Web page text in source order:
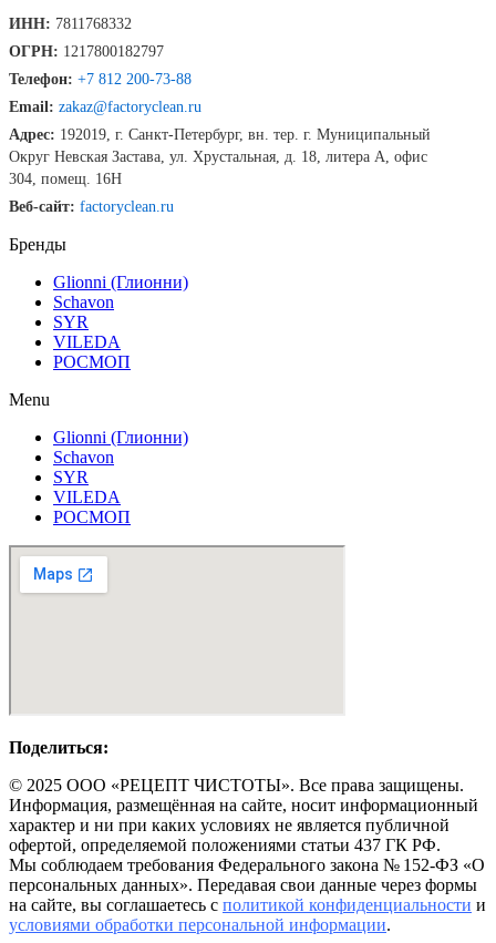
ИНН: 7811768332
ОГРН: 1217800182797
Телефон: +7 812 200-73-88
Email: zakaz@factoryclean.ru
Адрес: 192019 г. Санкт-Петербург, вн. тер. г. Муниципальный
Округ Невская Застава ул. Хрустальная, д. 18, литера А, офис
304, помещ. 16Н
Веб-сайт: factoryclean.ru
Бренды
Glionni (Глионни)
Schavon
SYR
VILEDA
РОСМОП
Menu
Glionni (Глионни)
Schavon
SYR
VILEDA
РОСМОП
Поделиться:
© 2025 ООО «РЕЦЕПТ ЧИСТОТЫ». Все права защищены.
Информация, размещённая на сайте, носит информационный
характер и ни при каких условиях не является публичной
офертой, определяемой положениями статьи 437 ГК РФ.
Мы соблюдаем требования Федерального закона № 152-ФЗ «О
персональных данных». Передавая свои данные через формы
на сайте, вы соглашаетесь с политикой конфиденциальности и
условиями обработки персональной информации.